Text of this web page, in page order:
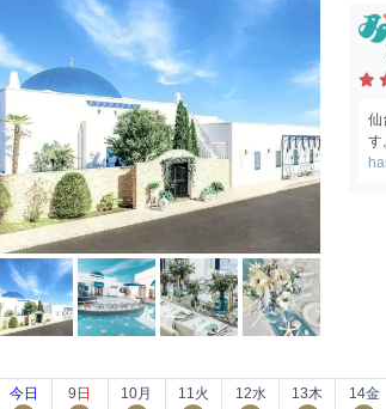
仙
す
今日 9 日 10月 11 火 12水 13木 14金